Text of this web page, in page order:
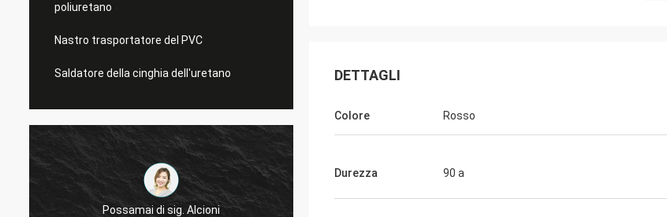
poliuretano
Nastro trasportatore del PVC
Saldatore della cinghia dell'uretano
Mr.Mike
DETTAGLI
Colore Rosso
Durezza 90 a